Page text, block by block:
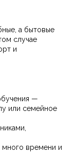
а бытовые
случае
и
—
или семейное
много времени и